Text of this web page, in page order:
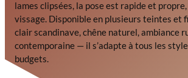
lames clipsées, la pose est rapide et
vissage. Disponible en plusieurs teintes et
clair scandinave, chêne naturel, ambiance
contemporaine — il s’adapte à tous les
budgets.